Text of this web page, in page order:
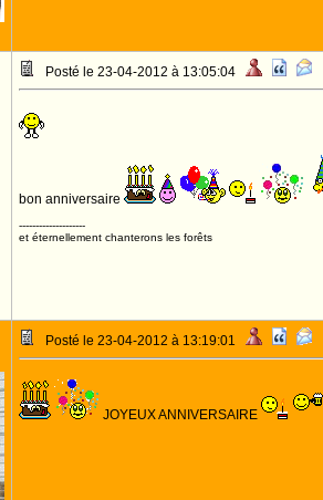
Posté le 23-04-2012 à 13:05:04
bon anniversaire
--------------------
et éternellement chanterons les forêts
Posté le 23-04-2012 à 13:19:01
JOYEUX ANNIVERSAIRE